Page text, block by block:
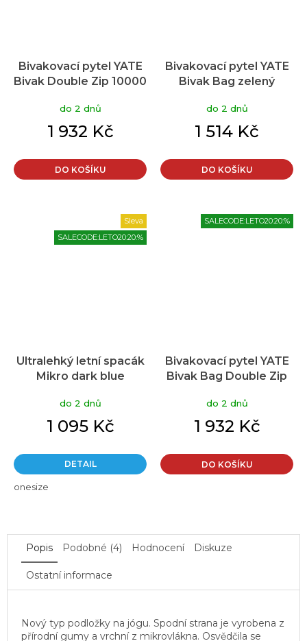
Bivakovací pytel YATE
Bivak Double Zip 10000
do 2 dnů
1 932 Kč
DO KOŠÍKU
Bivakovací pytel YATE
Bivak Bag zelený
do 2 dnů
1 514 Kč
DO KOŠÍKU
Sleva
SALECODE:LETO20:20:%
Ultralehký letní spacák
Mikro dark blue
do 2 dnů
1 095 Kč
DETAIL
onesize
SALECODE:LETO20:20:%
Bivakovací pytel YATE
Bivak Bag Double Zip
do 2 dnů
1 932 Kč
DO KOŠÍKU
Popis Podobné (4) Hodnocení Diskuze
Ostatní informace
Nový typ podložky na jógu. Spodní strana je vyrobena z
přírodní gumy a vrchní z mikrovlákna. Osvědčila se